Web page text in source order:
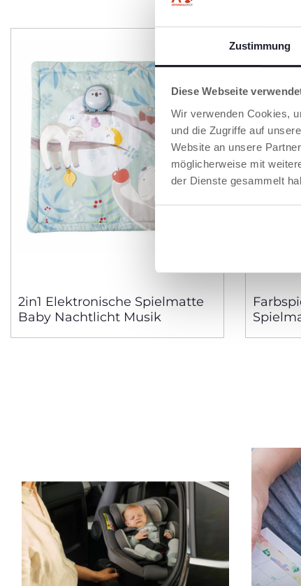
Zustimmung
Diese Webseite
Wir verwenden Cookies,
und die Zugriffe auf
Website an unsere
möglicherweise mit
der Dienste gesammelt
2in1 Elektronische Spielmatte
Baby Nachtlicht Musik